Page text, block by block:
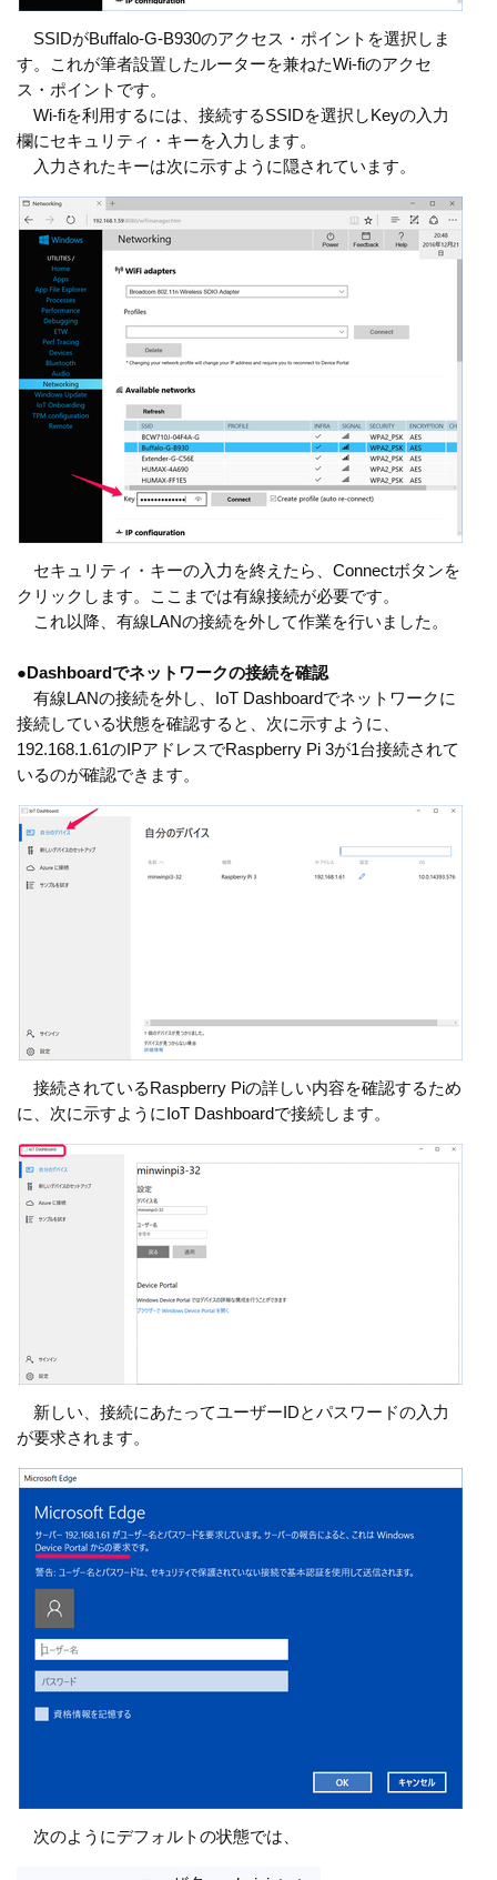
SSIDがBuffalo-G-B930のアクセス・ポイントを選択しま
す。これが筆者設置したルーターを兼ねたWi-fiのアクセ
ス・ポイントです。
Wi-fiを利用するには、接続するSSIDを選択しKeyの入力
欄にセキュリティ・キーを入力します。
入力されたキーは次に示すように隠されています。
セキュリティ・キーの入力を終えたら、Connectボタンを
クリックします。ここまでは有線接続が必要です。
これ以降、有線LANの接続を外して作業を行いました。
● Dashboardでネットワークの接続を確認
有線LANの接続を外し、IoT Dashboardでネットワークに
接続している状態を確認すると、次に示すように、
192.168.1.61のIPアドレスでRaspberry Pi 3が1台接続されて
いるのが確認できます。
接続されているRaspberry Piの詳しい内容を確認するため
に、次に示すようにIoT Dashboardで接続します。
新しい、接続にあたってユーザーIDとパスワードの入力
が要求されます。
次のようにデフォルトの状態では、